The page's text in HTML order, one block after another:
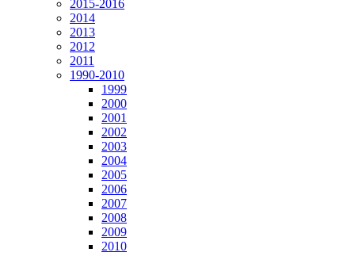
2015-2016
2014
2013
2012
2011
1990-2010
1999
2000
2001
2002
2003
2004
2005
2006
2007
2008
2009
2010